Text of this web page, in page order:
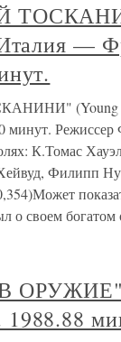
—
(Young
минут. Режиссер
К.Томас
Филипп
о своем богатом